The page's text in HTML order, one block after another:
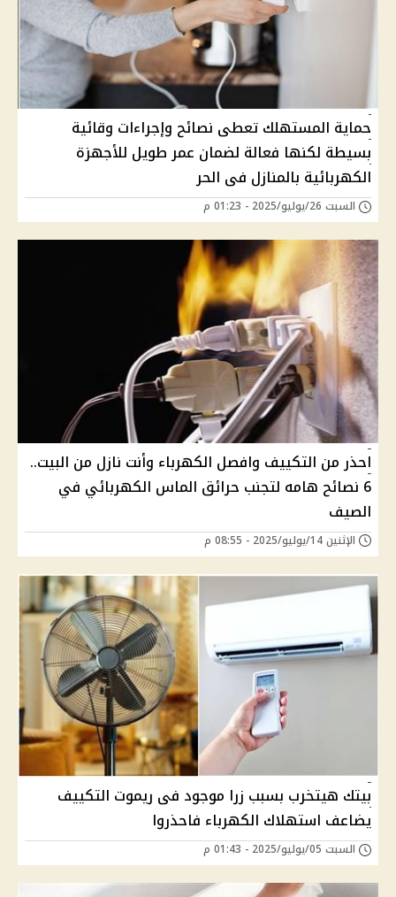
حماية المستهلك تعطى نصائح وإجراءات وقائية
بسيطة لكنها فعالة لضمان عمر طويل للأجهزة
الكهربائية بالمنازل فى الحر
السبت 26/يوليو/2025 - 01:23 م
احذر من التكييف وافصل الكهرباء وأنت نازل من البيت..
6 نصائح هامه لتجنب حرائق الماس الكهربائي في
الصيف
الإثنين 14/يوليو/2025 - 08:55 م
بيتك هيتخرب بسبب زرا موجود فى ريموت التكييف
يضاعف استهلاك الكهرباء فاحذروا
السبت 05/يوليو/2025 - 01:43 م